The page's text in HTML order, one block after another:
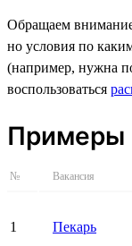
Обращаем
но условия по
(например, нужна
воспользоваться
Примеры
№ Вакансия
1 Пекарь